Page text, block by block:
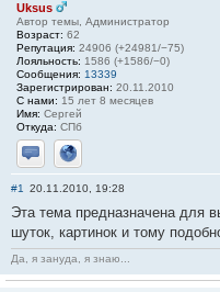
Uksus
Автор темы, Администратор
Возраст: 62
Репутация: 24906 (+24981/−75)
Лояльность: 1586 (+1586/−0)
Сообщения: 13339
Зарегистрирован: 20.11.2010
С нами: 15 лет 8 месяцев
Имя: Сергей
Откуда: СПб
Отправить личное
Сайт
#1 20.11.2010, 19:28
Эта тема предназначена для
шуток, картинок и тому
Да, я зануда, я знаю...